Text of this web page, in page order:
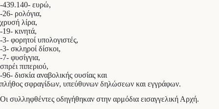
-439.140- ευρώ,
-26- ρολόγια,
χρυσή λίρα,
-19- κινητά,
-3- φορητοί υπολογιστές,
-3- σκληροί δίσκοι,
-7- φυσίγγια,
σπρέι πιπεριού,
-96- δισκία αναβολικής ουσίας και
πλήθος σφραγίδων, υπεύθυνων δηλώσεων και εγγράφων.
Οι συλληφθέντες οδηγήθηκαν στην αρμόδια εισαγγελική Αρχή.